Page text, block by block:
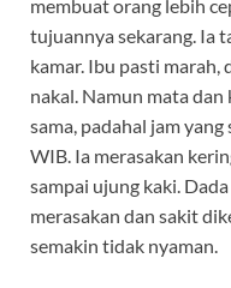
membuat orang lebih
tujuannya sekarang. Ia
kamar. Ibu pasti marah,
nakal. Namun mata
sama, padahal jam
WIB. Ia merasakan
sampai ujung kaki.
merasakan dan sakit
semakin tidak nyaman.